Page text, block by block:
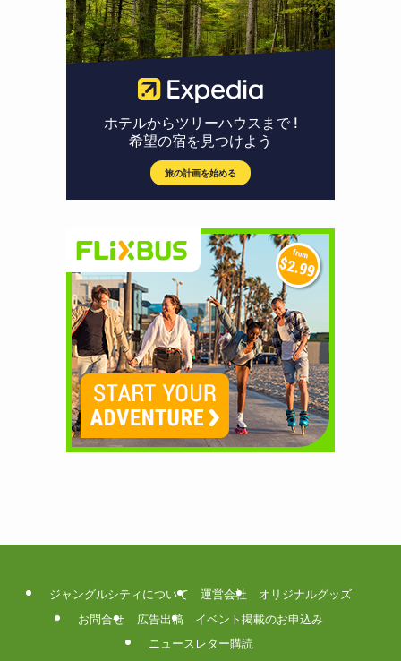
ジャングルシティについて 運営会社
オリジナルグッズ
お問合せ
広告出稿
イベント掲載のお申込み
ニュースレター購読